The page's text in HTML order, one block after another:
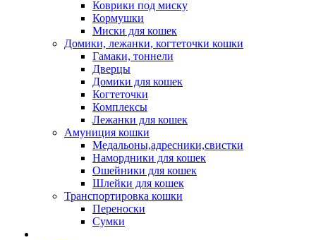
Коврики под миску
Кормушки
Миски для кошек
Домики, лежанки, когтеточки кошки
Гамаки, тоннели
Дверцы
Домики для кошек
Когтеточки
Комплексы
Лежанки для кошек
Амуниция кошки
Медальоны,адресники,свистки
Намордники для кошек
Ошейники для кошек
Шлейки для кошек
Транспортировка кошки
Переноски
Сумки